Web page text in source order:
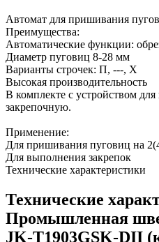
Автомат для пришивания
Преимущества:
Автоматические функции:
Диаметр пуговиц 8-28 мм
Варианты строчек: П, ---, Х
Высокая производительность
В комплекте с устройством
закрепочную.
Применение:
Для пришивания пуговиц на
Для выполнения закрепок
Технические характеристики
Технические
Промышленная
JK-T1903GSK-DII